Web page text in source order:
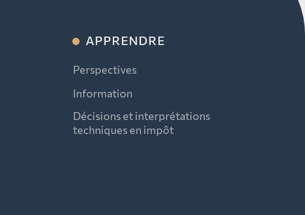
APPRENDRE
Perspectives
Information
Décisions et interprétations
techniques en impôt